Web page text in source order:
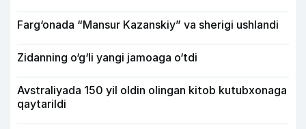
Farg‘onada “Mansur Kazanskiy” va sherigi ushlandi
Zidanning o‘g‘li yangi jamoaga o‘tdi
Avstraliyada 150 yil oldin olingan kitob kutubxonaga
qaytarildi